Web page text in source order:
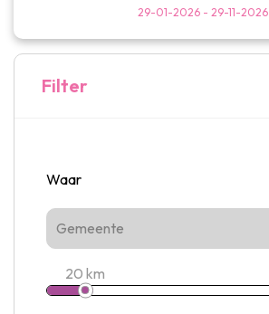
29-01-2026 - 29-11-2026
Filter
Waar
Gemeente
20 km